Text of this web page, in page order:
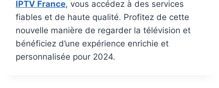
IPTV France, vous accédez à des services
fiables et de haute qualité. Profitez de cette
nouvelle manière de regarder la télévision et
bénéficiez d’une expérience enrichie et
personnalisée pour 2024.